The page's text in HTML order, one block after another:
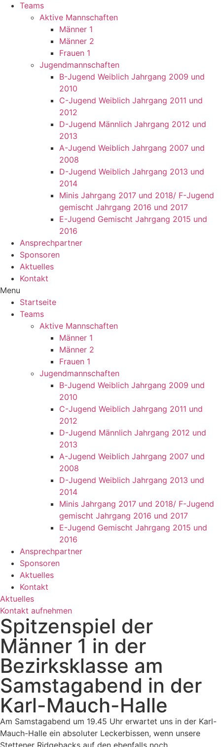
Teams
Aktive Mannschaften
Männer 1
Männer 2
Frauen 1
Jugendmannschaften
B-Jugend Weiblich Jahrgang 2009 und
2010
C-Jugend Weiblich Jahrgang 2011 und
2012
D-Jugend Männlich Jahrgang 2012 und
2013
A-Jugend Weiblich Jahrgang 2007 und
2008
D-Jugend Weiblich Jahrgang 2013 und
2014
Minis Jahrgang 2017 und 2018/ F-Jugend
gemischt Jahrgang 2016 und 2017
E-Jugend Gemischt Jahrgang 2015 und
2016
Ansprechpartner
Sponsoren
Aktuelles
Kontakt
Menu
Startseite
Teams
Aktive Mannschaften
Männer 1
Männer 2
Frauen 1
Jugendmannschaften
B-Jugend Weiblich Jahrgang 2009 und
2010
C-Jugend Weiblich Jahrgang 2011 und
2012
D-Jugend Männlich Jahrgang 2012 und
2013
A-Jugend Weiblich Jahrgang 2007 und
2008
D-Jugend Weiblich Jahrgang 2013 und
2014
Minis Jahrgang 2017 und 2018/ F-Jugend
gemischt Jahrgang 2016 und 2017
E-Jugend Gemischt Jahrgang 2015 und
2016
Ansprechpartner
Sponsoren
Aktuelles
Kontakt
Aktuelles
Kontakt aufnehmen
Spitzenspiel der
Männer 1 in der
Bezirksklasse am
Samstagabend in der
Karl-Mauch-Halle
Am Samstagabend um 19.45 Uhr erwartet uns in der Karl-
Mauch-Halle ein absoluter Leckerbissen, wenn unsere
Stettener Ridgebacks auf den ebenfalls noch